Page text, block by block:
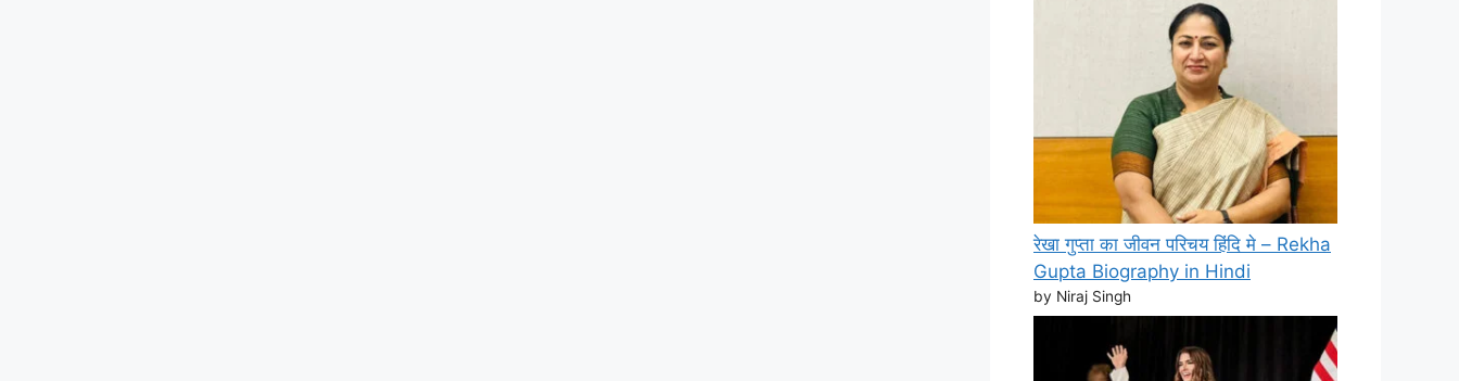
रेखा गुप्ता का जीवन परिचय हिंदि मे – Rekha
Gupta Biography in Hindi
by Niraj Singh